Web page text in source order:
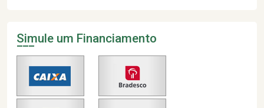
Simule um Financiamento